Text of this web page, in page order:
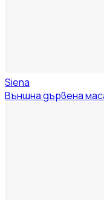
Siena
Външна дървена